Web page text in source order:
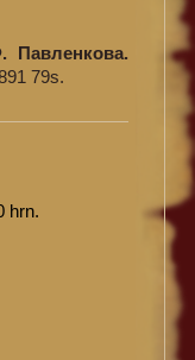
79s.
hrn.